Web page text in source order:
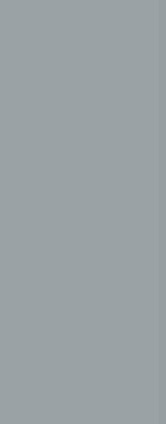
oder juristische
Person, dem
unter der
des
zu verarbeiten.
bestimmten Fall in
Handlung, mit